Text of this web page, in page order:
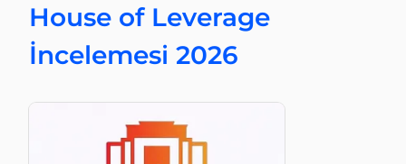
House of Leverage
İncelemesi 2026